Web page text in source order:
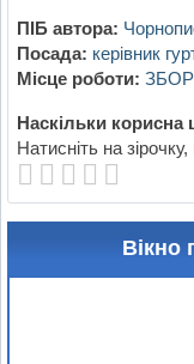
ПІБ автора:
Посада: керівник
Місце роботи:
Наскільки корисна
Натисніть на
Вікно